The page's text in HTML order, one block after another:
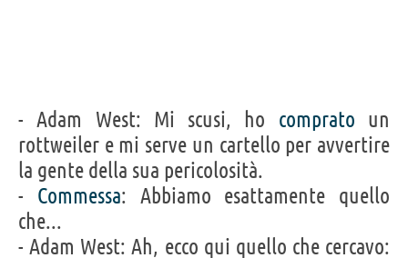
- Adam West: Mi scusi, ho comprato un
rottweiler e mi serve un cartello per avvertire
la gente della sua pericolosità.
- Commessa: Abbiamo esattamente quello
che...
- Adam West: Ah, ecco qui quello che cercavo: